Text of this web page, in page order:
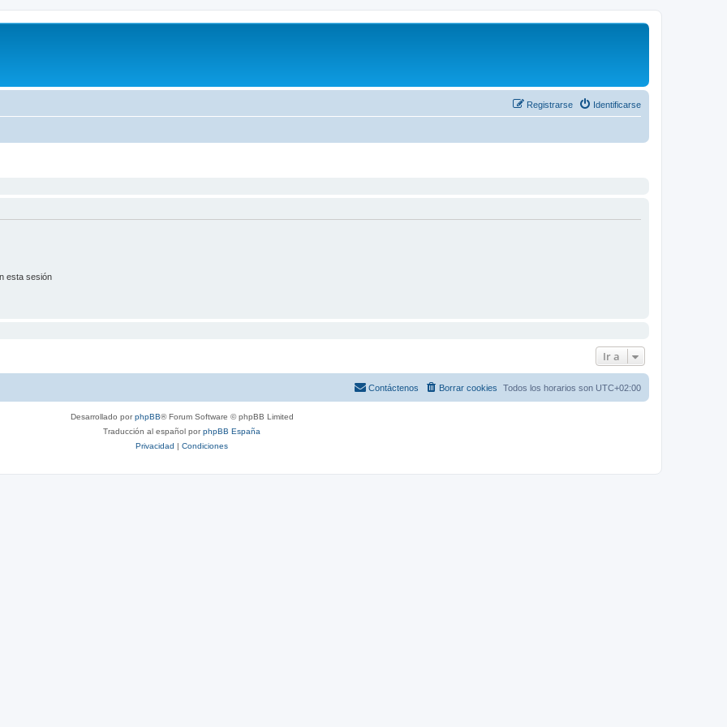
Identificarse
Registrarse
esta sesión
Ir a
Todos los horarios son UTC+02:00
Borrar cookies
Contáctenos
Desarrollado porphpBB® Forum Software © phpBB Limited
Traducción al español porphpBB España
Privacidad | Condiciones